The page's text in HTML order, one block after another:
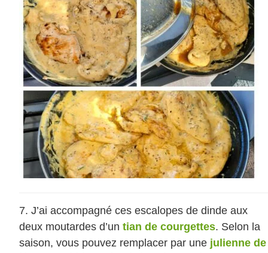
J’ai accompagné ces escalopes de dinde aux
deux moutardes d’un tian de courgettes. Selon la
saison, vous pouvez remplacer par une julienne de